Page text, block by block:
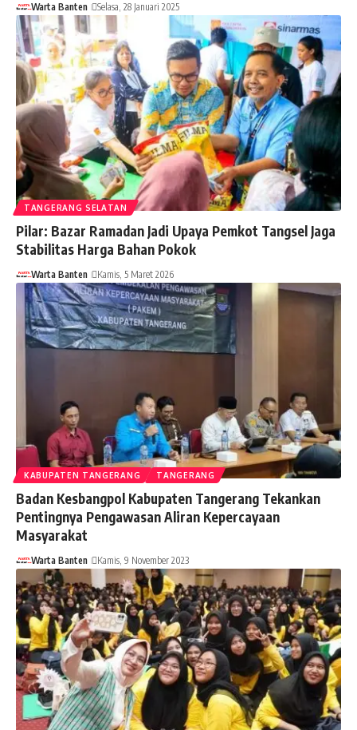
Warta Banten Selasa, 28 Januari 2025
TANGERANG SELATAN
Pilar: Bazar Ramadan Jadi Upaya Pemkot Tangsel Jaga
Stabilitas Harga Bahan Pokok
Warta Banten Kamis, 5 Maret 2026
KABUPATEN TANGERANG TANGERANG
Badan Kesbangpol Kabupaten Tangerang Tekankan
Pentingnya Pengawasan Aliran Kepercayaan
Masyarakat
Warta Banten Kamis, 9 November 2023